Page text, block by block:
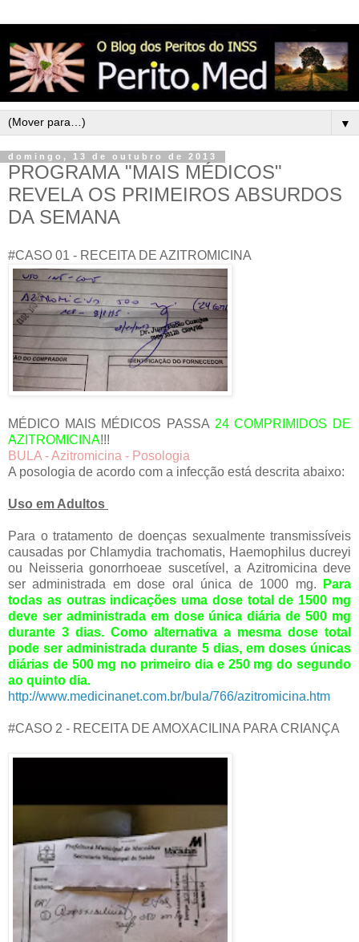
▼
domingo, 13 de outubro de 2013
PROGRAMA "MAIS MÉDICOS"
REVELA OS PRIMEIROS ABSURDOS
DA SEMANA
#CASO 01 - RECEITA DE AZITROMICINA
MÉDICO MAIS MÉDICOS PASSA 24 COMPRIMIDOS DE
AZITROMICINA!!!
BULA - Azitromicina - Posologia
A posologia de acordo com a infecção está descrita abaixo:
Uso em Adultos
Para o tratamento de doenças sexualmente transmissíveis
causadas por Chlamydia trachomatis, Haemophilus ducreyi
ou Neisseria gonorrhoeae suscetível, a Azitromicina deve
ser administrada em dose oral única de 1000 mg.
Para
todas as outras indicações uma dose total de 1500 mg
deve ser administrada em dose única diária de 500 mg
durante 3 dias. Como alternativa a mesma dose total
pode ser administrada durante 5 dias, em doses únicas
diárias de 500 mg no primeiro dia e 250 mg do segundo
ao quinto dia.
http://www.medicinanet.com.br/bula/766/azitromicina.htm
#CASO 2 - RECEITA DE AMOXACILINA PARA CRIANÇA